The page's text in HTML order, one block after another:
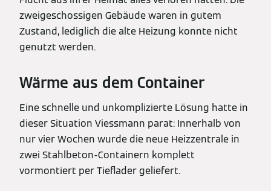
zweigeschossigen Gebäude waren in gutem
Zustand, lediglich die alte Heizung konnte nicht
genutzt werden.
Wärme aus dem Container
Eine schnelle und unkomplizierte Lösung hatte in
dieser Situation Viessmann parat: Innerhalb von
nur vier Wochen wurde die neue Heizzentrale in
zwei Stahlbeton-Containern komplett
vormontiert per Tieflader geliefert.